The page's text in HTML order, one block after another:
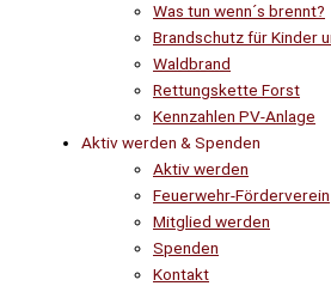
Was tun wenn´s brennt?
Brandschutz für Kinder
Waldbrand
Rettungskette Forst
Kennzahlen PV-Anlage
Aktiv werden & Spenden
Aktiv werden
Feuerwehr-Förderverein
Mitglied werden
Spenden
Kontakt